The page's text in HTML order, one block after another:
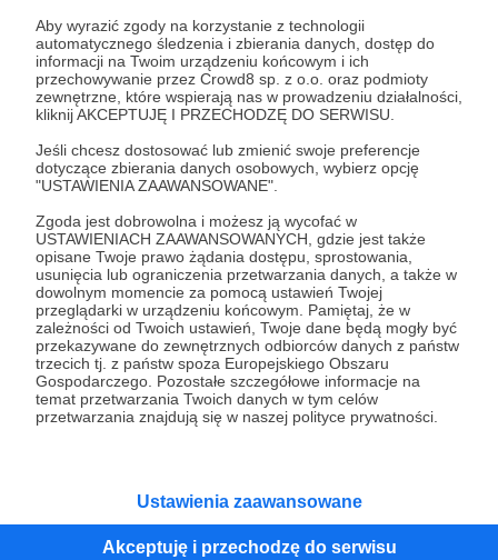
Aby wyrazić zgody na korzystanie z technologii
automatycznego śledzenia i zbierania danych, dostęp do
informacji na Twoim urządzeniu końcowym i ich
przechowywanie przez Crowd8 sp. z o.o. oraz podmioty
zewnętrzne, które wspierają nas w prowadzeniu działalności,
kliknij AKCEPTUJĘ I PRZECHODZĘ DO SERWISU.
Jeśli chcesz dostosować lub zmienić swoje preferencje
dotyczące zbierania danych osobowych, wybierz opcję
"USTAWIENIA ZAAWANSOWANE".
Zgoda jest dobrowolna i możesz ją wycofać w
USTAWIENIACH ZAAWANSOWANYCH, gdzie jest także
opisane Twoje prawo żądania dostępu, sprostowania,
usunięcia lub ograniczenia przetwarzania danych, a także w
dowolnym momencie za pomocą ustawień Twojej
przeglądarki w urządzeniu końcowym. Pamiętaj, że w
zależności od Twoich ustawień, Twoje dane będą mogły być
przekazywane do zewnętrznych odbiorców danych z państw
trzecich tj. z państw spoza Europejskiego Obszaru
Gospodarczego. Pozostałe szczegółowe informacje na
temat przetwarzania Twoich danych w tym celów
przetwarzania znajdują się w naszej polityce prywatności.
Ustawienia zaawansowane
Akceptuję i przechodzę do serwisu
Czy na pewno chcesz kontynuować?
Tak, przejdź do strony
Kategorie
O Patronite
Dodatkowe produkty
Pomoc
RegulaminPolityka prywatnościPatronite Commons
Unia Europejska